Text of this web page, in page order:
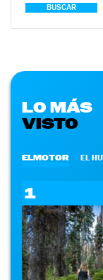
BUSCAR
LO MÁS
VISTO
ELMOTOR EL
1